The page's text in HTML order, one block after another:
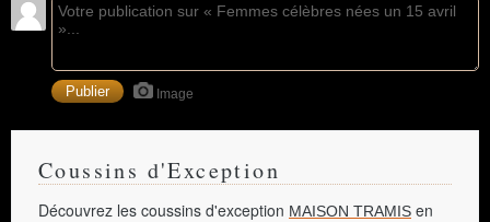
Image
Coussins d'Exception
Découvrez les coussins d'exception MAISON TRAMIS en